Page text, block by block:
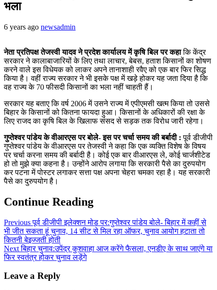
भला
6 years ago newsadmin
नेता प्रतिपक्ष तेजस्वी यादव ने प्रदेश कार्यालय में कृषि बिल पर कहाकि केंद्र
सरकार ने कालाबाजारियों के लिए तथा लाचार, बेबस, हताश किसानों का शोषण
करने वाले इस विधेयक को लाकर अपने तानाशाही रवैए को एक बार फिर सिद्ध
किया है। वहीं राज्य सरकार ने भी इसके पक्ष में खड़े होकर यह जता दिया है कि
वह राज्य के 70 फीसदी किसानों का भला नहीं चाहती हैं।
सरकार यह बताए कि वर्ष 2006 में उसने राज्य में एपीएमसी खत्म किया तो उससे
बिहार के किसानों को कितना फायदा हुआ। किसानों के अधिकारों की रक्षा के
लिए राजद का कृषि बिल के खिलाफ संसद से सड़क तक विरोध जारी रहेगा।
गुप्तेश्वर पांडेय के वीआरएस पर बोले- इस पर चर्चा समय की बर्बादी :पूर्व डीजीपी
गुप्तेश्वर पांडेय के वीआरएस पर तेजस्वी ने कहा कि एक व्यक्ति विशेष के विषय
पर चर्चा करना समय की बर्बादी है। कोई एक बार वीआरएस ले, कोई चार्जशीटेड
हो तो मुझे क्या कहना है। उन्होंने आरोप लगाया कि सरकारी पैसे का दुरुपयोग
कर पटना में पोस्टर लगाकर सत्ता पक्ष अपना चेहरा चमका रहा है। यह सरकारी
पैसे का दुरुपयोग है।
Continue Reading
Previousपूर्व डीजीपी इलेक्शन मोड पर:गुप्तेश्वर पांडेय बोले- बिहार में कहीं से
भी जीत सकता हूं चुनाव, 14 सीट से मिल रहा ऑफर, चुनाव आयोग हटाता तो
कितनी बेइज्जती होती
Nextबिहार चुनाव:उपेंद्र कुशवाहा आज करेंगे फैसला, एनडीए के साथ जाएंगे या
फिर स्वतंत्र होकर चुनाव लड़ेंगे
Leave a Reply